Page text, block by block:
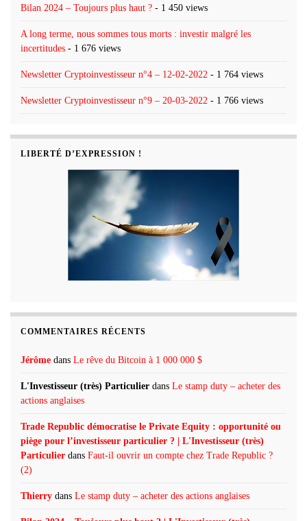
Bilan 2024 – Toujours plus haut ? - 1 450 views
A long terme, nous sommes tous morts : investir malgré les
incertitudes - 1 676 views
Newsletter Cryptoinvestisseur n°4 – 12-02-2022 - 1 764 views
Newsletter Cryptoinvestisseur n°9 – 20-03-2022 - 1 766 views
LIBERTÉ D’EXPRESSION !
COMMENTAIRES RÉCENTS
Jérôme dans Le rêve du Bitcoin à 1 000 000 $
L'Investisseur (très) Particulier dans Le stamp duty – acheter des
actions anglaises
Trade Republic démocratise le Private Equity : opportunité ou
piège pour l’investisseur particulier ? | L'Investisseur (très)
Particulier dans Faut-il ouvrir un compte chez Trade Republic ?
(2)
Thierry dans Le stamp duty – acheter des actions anglaises